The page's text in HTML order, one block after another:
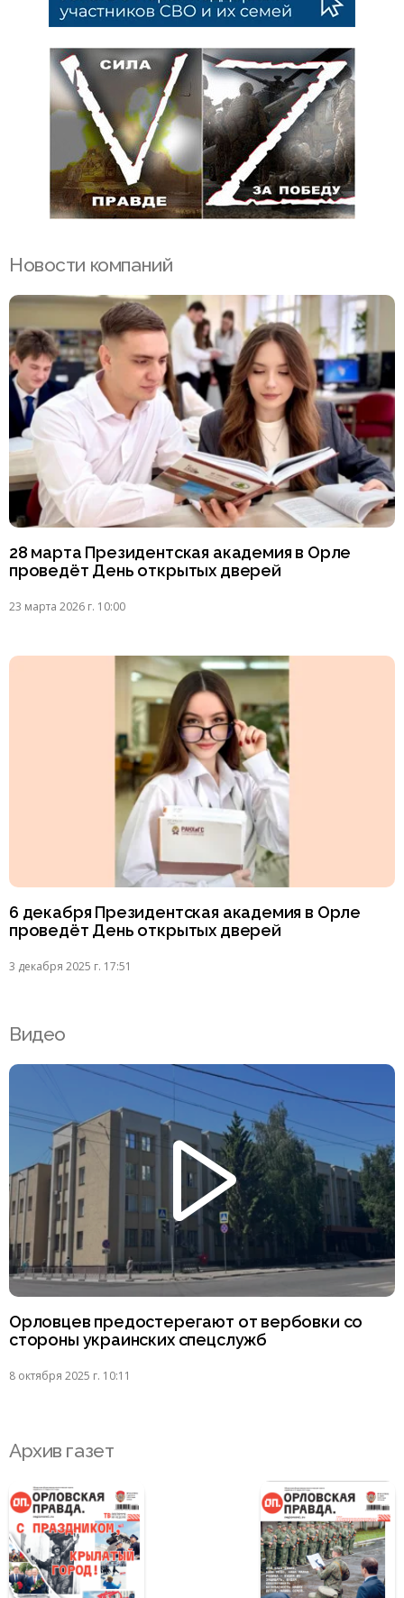
Новости компаний
28 марта Президентская академия в Орле
проведёт День открытых дверей
23 марта 2026 г. 10:00
6 декабря Президентская академия в Орле
проведёт День открытых дверей
3 декабря 2025 г. 17:51
Видео
Орловцев предостерегают от вербовки со
стороны украинских спецслужб
8 октября 2025 г. 10:11
Архив газет